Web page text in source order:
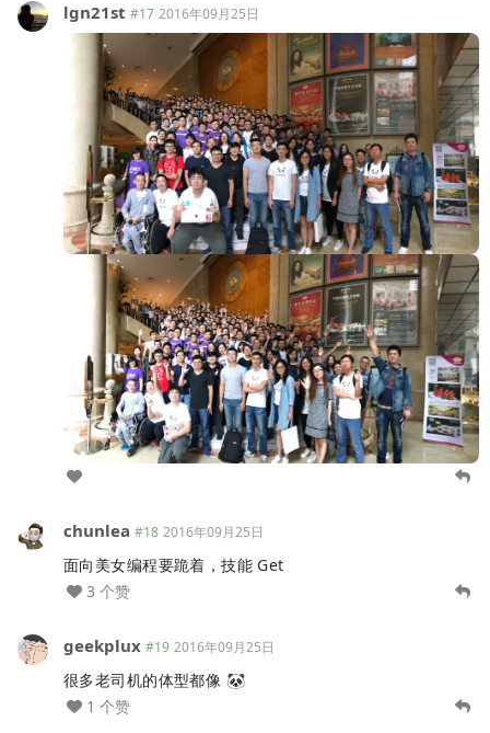
lgn21st #17 2016年09月25日
chunlea #18 2016年09月25日
面向美女编程要跪着，技能 Get
3 个赞
geekplux #19 2016年09月25日
很多老司机的体型都像 🐼
1 个赞